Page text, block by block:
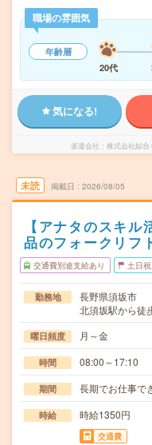
職場の雰囲気
年齢層
20代
気になる!
派遣会社 株式会社綜
未読 掲載日 2026/08/05
【アナタのスキ
品のフォークリフ
交通費別途支給あり 土日
勤務地
長野県須坂市
北須坂駅から徒
曜日頻度 月～金
時間 08:00～17:10
期間 長期でお仕事で
時給 時給1350円
交通費